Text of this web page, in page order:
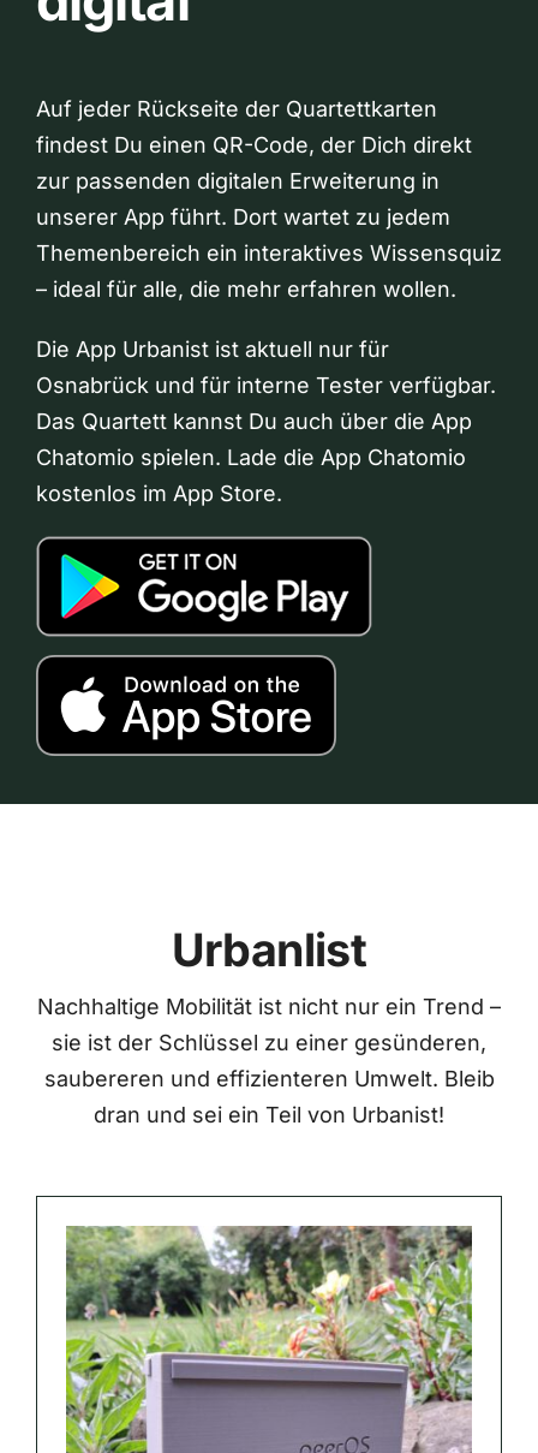
Auf jeder Rückseite der Quartettkarten
findest Du einen QR-Code, der Dich direkt
zur passenden digitalen Erweiterung in
unserer App führt. Dort wartet zu jedem
Themenbereich ein interaktives Wissensquiz
– ideal für alle, die mehr erfahren wollen.
Die App Urbanist ist aktuell nur für
Osnabrück und für interne Tester verfügbar.
Das Quartett kannst Du auch über die App
Chatomio spielen. Lade die App Chatomio
kostenlos im App Store.
Urbanlist
Nachhaltige Mobilität ist nicht nur ein Trend –
sie ist der Schlüssel zu einer gesünderen,
saubereren und effizienteren Umwelt. Bleib
dran und sei ein Teil von Urbanist!